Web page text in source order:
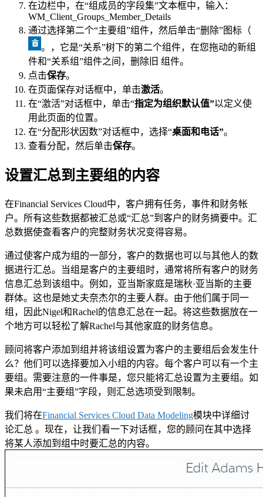
在边栏中，在“组成员的字段集”文本框中，输入：
WM_Client_Groups_Member_Details
通过选择第二个“主要组”组件，然后单击“删除”图标（
。，它是“关系”树下的第二个组件，在您拖动的新组
件和“关系组”组件之间，删除旧 组件。
点击保存。
在页面保存对话框中，单击激活。
在“激活”对话框中，单击“指定为组织默认值”以定义使
用此页面的位置。
在“分配形状因数”对话框中，选择“桌面和电话”。
查看分配，然后单击保存。
设置汇总到主要组的内容
在Financial Services Cloud中，客户拥有任务，事件和财务帐
户。所有这些数据都被汇总或“汇总”到客户的财务摘要中。汇
总数据使查看客户的完整财务状况变得容易。
通过使客户成为组的一部分，客户的数据也可以与其他人的数
据进行汇总。当组是客户的主要组时，通常将所有客户的财务
信息汇总到该组中。例如，亚当斯家庭是瑞秋·亚当斯的主要
群体。这也是她丈夫奈杰尔的主要人群。由于他们属于同一
组，因此Nigel和Rachel的信息汇总在一起。将这些数据放在一
个地方可以轻松了解Rachel与其他家庭的财务信息。
顾问将客户添加到组并将该组设置为客户的主要组后会发生什
么？他们可以选择要加入小组的内容。每个客户可以有一个主
要组。需要注意的一件事是，您只能将汇总设置为主要组。如
果未启用“主要组”字段，则汇总选项受到限制。
我们将在Financial Services Cloud Data Modeling模块中详细讨
论汇总 。现在，让我们看一下对话框，您的顾问在其中选择
将某人添加到组中时要汇总的内容。